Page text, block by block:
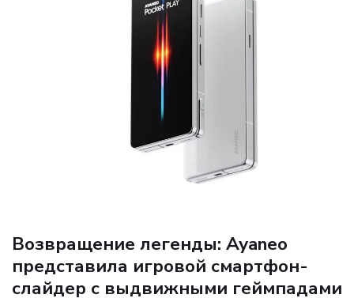
Возвращение легенды: Ayaneo
представила игровой смартфон-
слайдер с выдвижными геймпадами